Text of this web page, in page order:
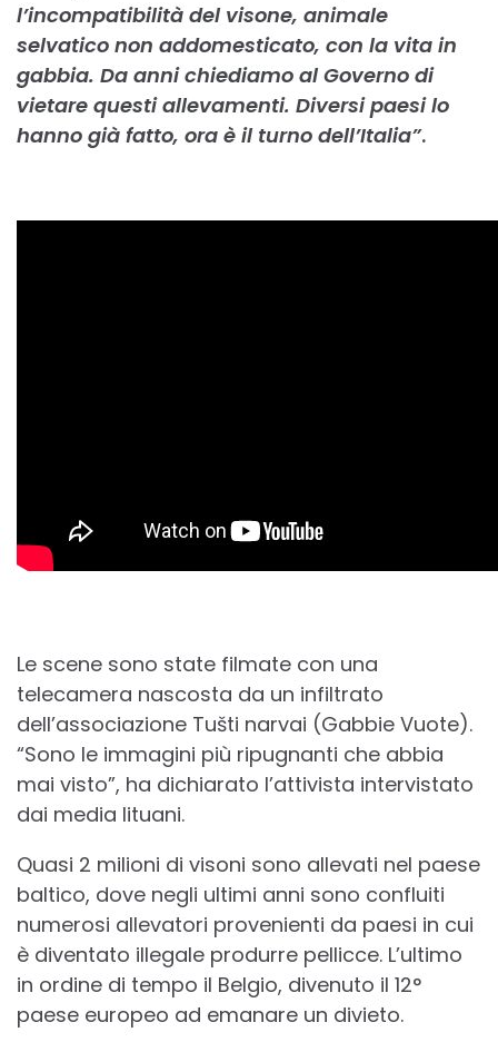
l’incompatibilità del visone, animale
selvatico non addomesticato, con la vita in
gabbia. Da anni chiediamo al Governo di
vietare questi allevamenti. Diversi paesi lo
hanno già fatto, ora è il turno dell’Italia”.
Le scene sono state filmate con una
telecamera nascosta da un infiltrato
dell’associazione Tušti narvai (Gabbie Vuote).
“Sono le immagini più ripugnanti che abbia
mai visto”, ha dichiarato l’attivista intervistato
dai media lituani.
Quasi 2 milioni di visoni sono allevati nel paese
baltico, dove negli ultimi anni sono confluiti
numerosi allevatori provenienti da paesi in cui
è diventato illegale produrre pellicce. L’ultimo
in ordine di tempo il Belgio, divenuto il 12°
paese europeo ad emanare un divieto.